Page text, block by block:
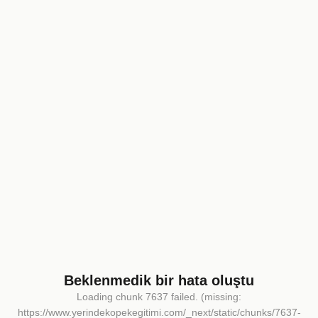
Beklenmedik bir hata oluştu
Loading chunk 7637 failed. (missing:
https://www.yerindekopekegitimi.com/_next/static/chunks/7637-